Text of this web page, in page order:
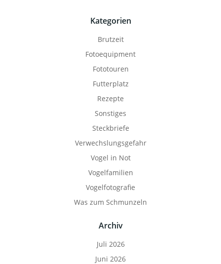
Kategorien
Brutzeit
Fotoequipment
Fototouren
Futterplatz
Rezepte
Sonstiges
Steckbriefe
Verwechslungsgefahr
Vogel in Not
Vogelfamilien
Vogelfotografie
Was zum Schmunzeln
Archiv
Juli 2026
Juni 2026